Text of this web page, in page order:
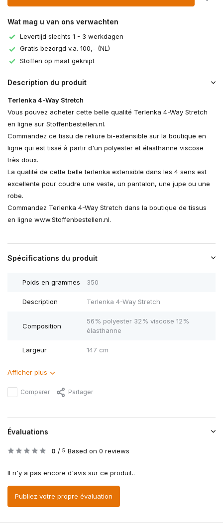
Wat mag u van ons verwachten
Levertijd slechts 1 - 3 werkdagen
Gratis bezorgd v.a. 100,- (NL)
Stoffen op maat geknipt
Description du produit
Terlenka 4-Way Stretch
Vous pouvez acheter cette belle qualité Terlenka 4-Way Stretch
en ligne sur Stoffenbestellen.nl.
Commandez ce tissu de reliure bi-extensible sur la boutique en
ligne qui est tissé à partir d'un polyester et élasthanne viscose
très doux.
La qualité de cette belle terlenka extensible dans les 4 sens est
excellente pour coudre une veste, un pantalon, une jupe ou une
robe.
Commandez Terlenka 4-Way Stretch dans la boutique de tissus
en ligne www.Stoffenbestellen.nl.
Spécifications du produit
Poids en grammes 350
Description Terlenka 4-Way Stretch
Composition
56% polyester 32% viscose 12%
élasthanne
Largeur 147 cm
Afficher plus
Comparer Partager
Évaluations
0 / 5 Based on 0 reviews
Il n'y a pas encore d'avis sur ce produit..
Publiez votre propre évaluation